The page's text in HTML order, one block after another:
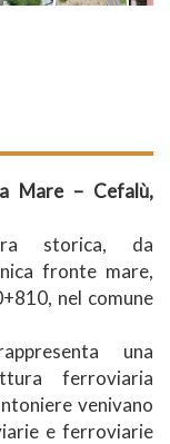
Mare – Cefalù,
storica, da
fronte mare,
nel comune
una
ferroviaria
venivano
e ferroviarie